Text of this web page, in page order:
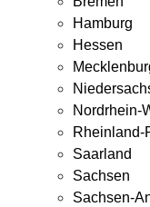
Hamburg
Hessen
Nordrhein-
Rheinland-
Saarland
Sachsen
Sachsen-